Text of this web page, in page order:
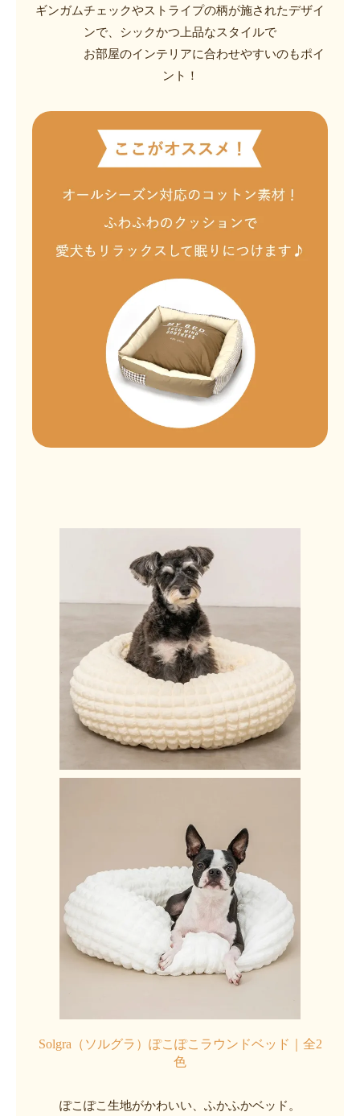
ギンガムチェックやストライプの柄が施されたデザイ
ンで、シックかつ上品なスタイルで
お部屋のインテリアに合わせやすいのもポイ
ント！
Solgra（ソルグラ）ぽこぽこラウンドベッド｜全2
色
ぽこぽこ生地がかわいい、ふかふかベッド。